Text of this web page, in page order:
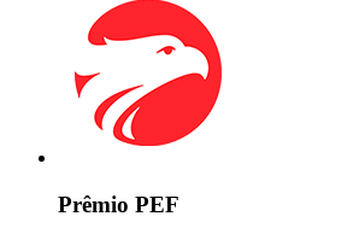
Prêmio PEF